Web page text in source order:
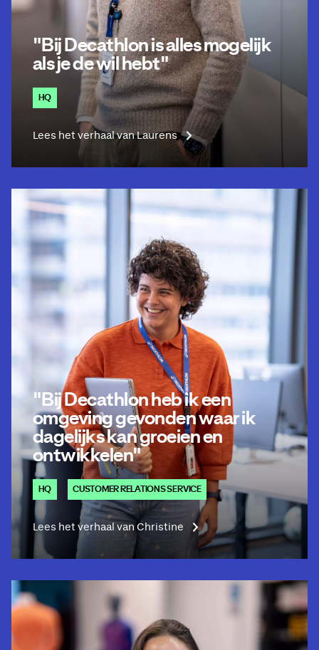
HQ
"Bij Decathlon is alles mogelijk
als je de wil hebt"
Lees het verhaal van Laurens
HQ CUSTOMER RELATIONS SERVICE
"Bij Decathlon heb ik een
omgeving gevonden waar ik
dagelijks kan groeien en
ontwikkelen"
Lees het verhaal van Christine